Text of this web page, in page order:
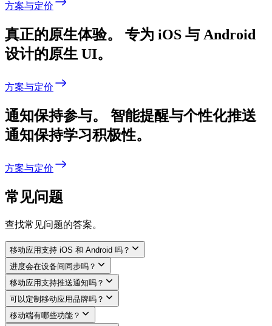
方案与定价
真正的原生体验。
专为 iOS 与 Android
设计的原生 UI。
方案与定价
通知保持参与。
智能提醒与个性化推送
通知保持学习积极性。
方案与定价
常见问题
查找常见问题的答案。
移动应用支持 iOS 和 Android 吗？
进度会在设备间同步吗？
移动应用支持推送通知吗？
可以定制移动应用品牌吗？
移动端有哪些功能？